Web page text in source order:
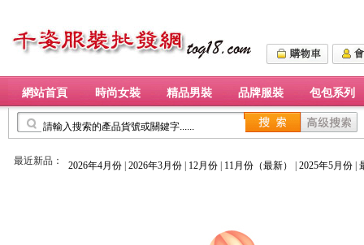
網站首頁 時尚女裝 精品男裝 品牌服裝 包包系列
最近新品： 2026年4月份 2026年3月份 12月份 11月份（最新） 2025年5月份